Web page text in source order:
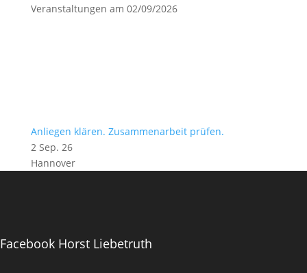
Veranstaltungen am 02/09/2026
Anliegen klären. Zusammenarbeit prüfen.
2 Sep. 26
Hannover
Facebook Horst Liebetruth